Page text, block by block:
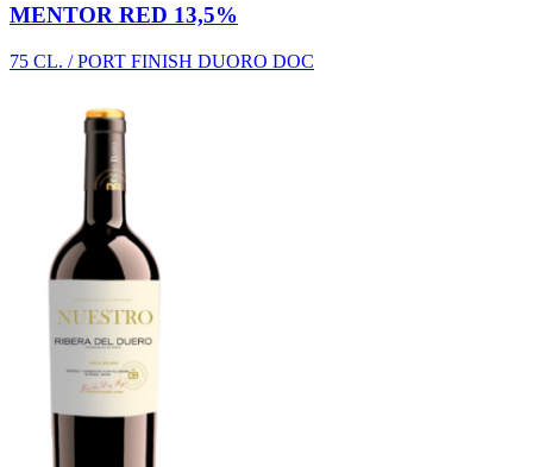
MENTOR RED 13,5%
75 CL. / PORT FINISH DUORO DOC